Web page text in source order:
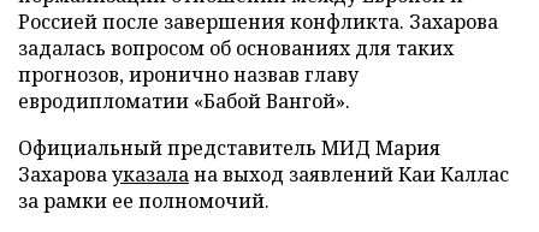
Россией после завершения конфликта. Захарова
задалась вопросом об основаниях для таких
прогнозов, иронично назвав главу
евродипломатии «Бабой Вангой».
Официальный представитель МИД Мария
Захаровауказалана выход заявлений Каи Каллас
за рамки ее полномочий.